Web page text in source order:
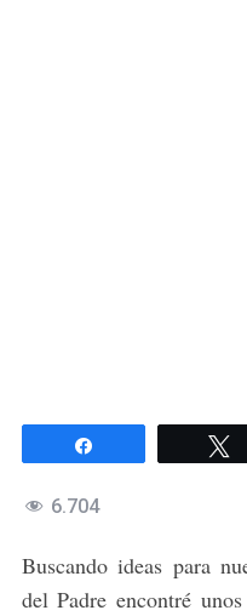
6.704
Buscando ideas para
del Padre encontré